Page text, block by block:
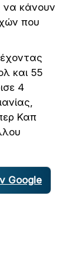
να κάνουν
που
και 55
4
Καπ
Google